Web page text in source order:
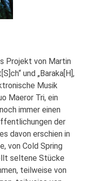
Projekt von Martin
und „Baraka[H],
Musik
Maeror Tri, ein
immer einen
der
davon erschien in
von Cold Spring
seltene Stücke
teilweise von